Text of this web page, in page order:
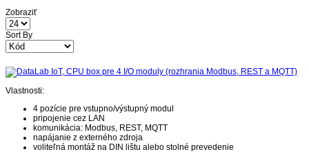
Zobraziť
Sort By
Vlastnosti:
4 pozície pre vstupno/výstupný modul
pripojenie cez LAN
komunikácia: Modbus, REST, MQTT
napájanie z externého zdroja
voliteľná montáž na DIN lištu alebo stolné prevedenie